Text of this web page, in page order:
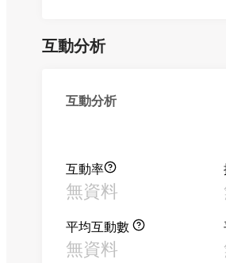
互動分析
互動分析
互動率
無資料
平均互動數
無資料